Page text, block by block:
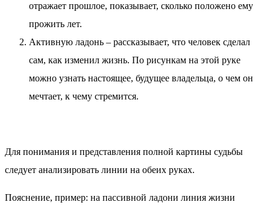
отражает прошлое, показывает, сколько положено ему
прожить лет.
Активную ладонь – рассказывает, что человек сделал
сам, как изменил жизнь. По рисункам на этой руке
можно узнать настоящее, будущее владельца, о чем он
мечтает, к чему стремится.
Для понимания и представления полной картины судьбы
следует анализировать линии на обеих руках.
Пояснение, пример: на пассивной ладони линия жизни